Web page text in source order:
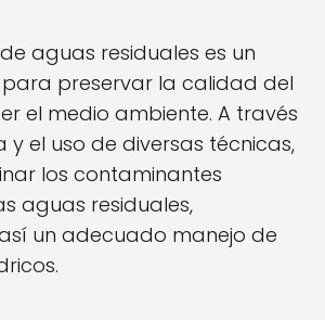
aguas residuales es un
preservar la calidad del
el medio ambiente. A través
y el uso de diversas técnicas,
los contaminantes
aguas residuales,
un adecuado manejo de